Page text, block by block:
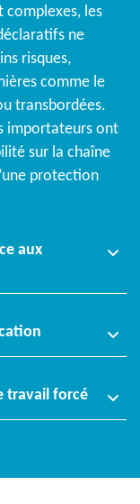
complexes, les
ne
risques,
comme le
transbordées.
importateurs ont
sur la chaîne
protection
aux
travail forcé